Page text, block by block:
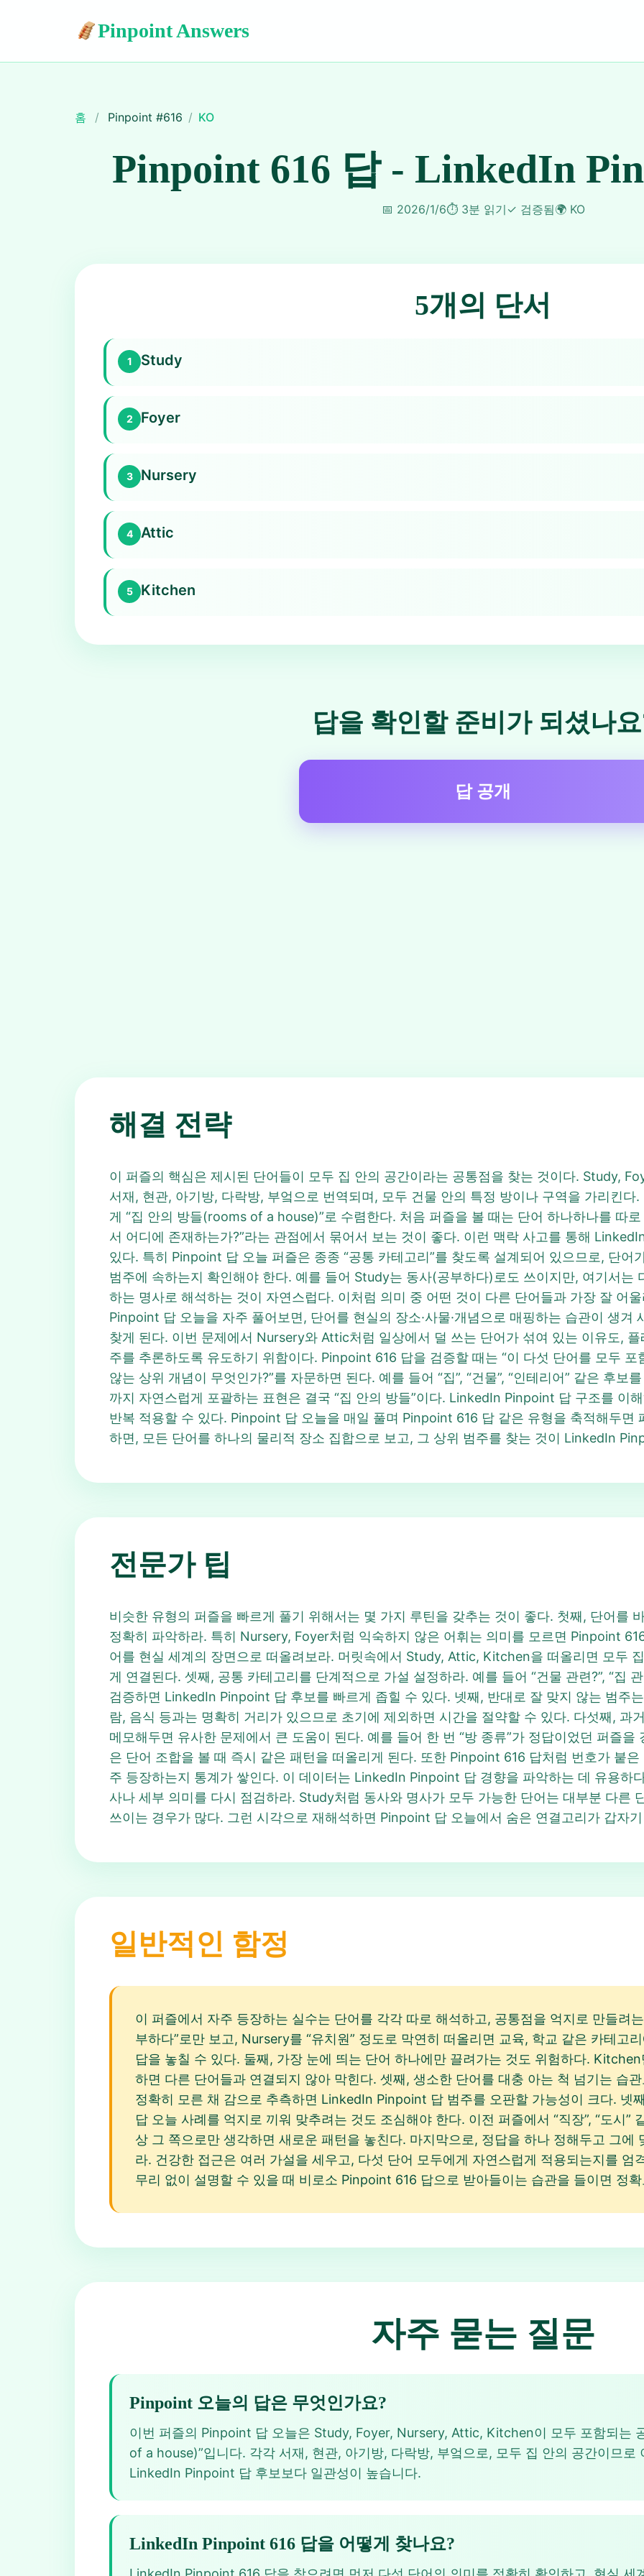
Pinpoint Answers
홈 / Pinpoint #616 / KO
Pinpoint 616 답 - LinkedIn
📅 2026/1/6⏱️ 3분 읽기 ✓ 검증됨🌍 KO
5개의 단서
1 Study
2 Foyer
3 Nursery
4 Attic
5 Kitchen
답을 확인할 준비가 되셨나
답 공개
해결 전략
이 퍼즐의 핵심은 제시된 단어들이 모두 집 안의 공간이라는 공통점을 찾는 것이다. Study,
서재, 현관, 아기방, 다락방, 부엌으로 번역되며, 모두 건물 안의 특정 방이나 구역을 가리킨
게 “집 안의 방들(rooms of a house)”로 수렴한다. 처음 퍼즐을 볼 때는 단어 하나하나를 따
서 어디에 존재하는가?”라는 관점에서 묶어서 보는 것이 좋다. 이런 맥락 사고를 통해
있다. 특히 Pinpoint 답 오늘 퍼즐은 종종 “공통 카테고리”를 찾도록 설계되어 있으므로, 단어
범주에 속하는지 확인해야 한다. 예를 들어 Study는 동사(공부하다)로도 쓰이지만, 여기서는
하는 명사로 해석하는 것이 자연스럽다. 이처럼 의미 중 어떤 것이 다른 단어들과 가장 잘 어
Pinpoint 답 오늘을 자주 풀어보면, 단어를 현실의 장소·사물·개념으로 매핑하는 습관이 생겨
찾게 된다. 이번 문제에서 Nursery와 Attic처럼 일상에서 덜 쓰는 단어가 섞여 있는 이유도,
주를 추론하도록 유도하기 위함이다. Pinpoint 616 답을 검증할 때는 “이 다섯 단어를 모두
않는 상위 개념이 무엇인가?”를 자문하면 된다. 예를 들어 “집”, “건물”, “인테리어” 같은 후
까지 자연스럽게 포괄하는 표현은 결국 “집 안의 방들”이다. LinkedIn Pinpoint 답 구조를 이
반복 적용할 수 있다. Pinpoint 답 오늘을 매일 풀며 Pinpoint 616 답 같은 유형을 축적해두면
하면, 모든 단어를 하나의 물리적 장소 집합으로 보고, 그 상위 범주를 찾는 것이 LinkedIn
전문가 팁
비슷한 유형의 퍼즐을 빠르게 풀기 위해서는 몇 가지 루틴을 갖추는 것이 좋다. 첫째, 단어를
정확히 파악하라. 특히 Nursery, Foyer처럼 익숙하지 않은 어휘는 의미를 모르면 Pinpoint
어를 현실 세계의 장면으로 떠올려보라. 머릿속에서 Study, Attic, Kitchen을 떠올리면 모두
게 연결된다. 셋째, 공통 카테고리를 단계적으로 가설 설정하라. 예를 들어 “건물 관련?”, “집
검증하면 LinkedIn Pinpoint 답 후보를 빠르게 좁힐 수 있다. 넷째, 반대로 잘 맞지 않는 범주
람, 음식 등과는 명확히 거리가 있으므로 초기에 제외하면 시간을 절약할 수 있다. 다섯째, 과
메모해두면 유사한 문제에서 큰 도움이 된다. 예를 들어 한 번 “방 종류”가 정답이었던 퍼즐
은 단어 조합을 볼 때 즉시 같은 패턴을 떠올리게 된다. 또한 Pinpoint 616 답처럼 번호가 붙
주 등장하는지 통계가 쌓인다. 이 데이터는 LinkedIn Pinpoint 답 경향을 파악하는 데 유용하
사나 세부 의미를 다시 점검하라. Study처럼 동사와 명사가 모두 가능한 단어는 대부분 다른
쓰이는 경우가 많다. 그런 시각으로 재해석하면 Pinpoint 답 오늘에서 숨은 연결고리가 갑자
일반적인 함정
이 퍼즐에서 자주 등장하는 실수는 단어를 각각 따로 해석하고, 공통점을 억지로 만들려
부하다”로만 보고, Nursery를 “유치원” 정도로 막연히 떠올리면 교육, 학교 같은 카테고
답을 놓칠 수 있다. 둘째, 가장 눈에 띄는 단어 하나에만 끌려가는 것도 위험하다.
하면 다른 단어들과 연결되지 않아 막힌다. 셋째, 생소한 단어를 대충 아는 척 넘기는 습
정확히 모른 채 감으로 추측하면 LinkedIn Pinpoint 답 범주를 오판할 가능성이 크다. 넷
답 오늘 사례를 억지로 끼워 맞추려는 것도 조심해야 한다. 이전 퍼즐에서 “직장”, “도시”
상 그 쪽으로만 생각하면 새로운 패턴을 놓친다. 마지막으로, 정답을 하나 정해두고 그에
라. 건강한 접근은 여러 가설을 세우고, 다섯 단어 모두에게 자연스럽게 적용되는지를 엄
무리 없이 설명할 수 있을 때 비로소 Pinpoint 616 답으로 받아들이는 습관을 들이면 정
자주 묻는 질문
Pinpoint 오늘의 답은 무엇인가요?
이번 퍼즐의 Pinpoint 답 오늘은 Study, Foyer, Nursery, Attic, Kitchen이 모두 포함되는
of a house)”입니다. 각각 서재, 현관, 아기방, 다락방, 부엌으로, 모두 집 안의 공간이므로
LinkedIn Pinpoint 답 후보보다 일관성이 높습니다.
LinkedIn Pinpoint 616 답을 어떻게 찾나요?